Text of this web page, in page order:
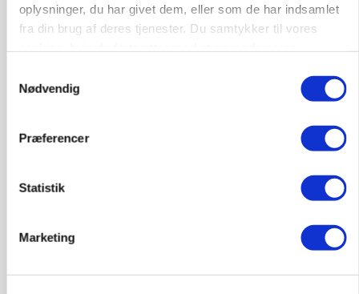
oplysninger, du har givet dem, eller som de har indsamlet
fra din brug af deres tjenester. Du samtykker til vores
Nødvendig
Præferencer
Statistik
Marketing
Russisk mælkepris dykker 23 procent
Fra mark til mur: Byggeriet kan åbne nyt